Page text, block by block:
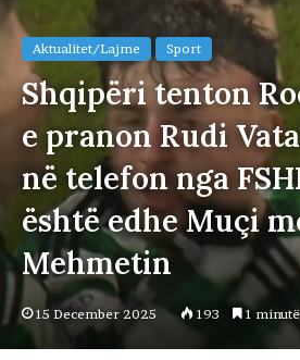
Aktualitet/Lajme Sport
Shqipëri tenton
e pranon Rudi
në telefon nga
është edhe Muçi
Mehmetin
15 December 2025 193 1